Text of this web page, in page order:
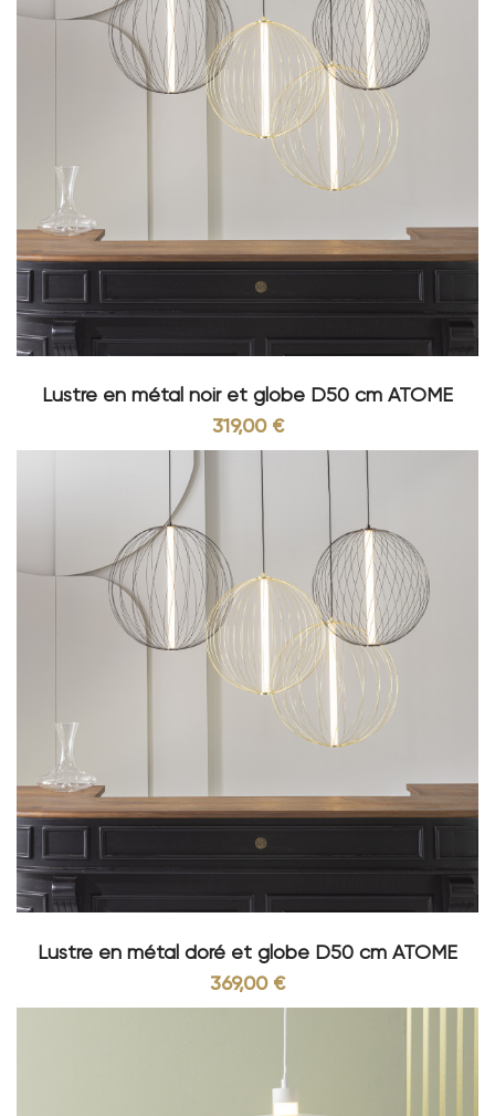
Lustre en métal noir et globe D50 cm ATOME
319,00 €
Lustre en métal doré et globe D50 cm ATOME
369,00 €